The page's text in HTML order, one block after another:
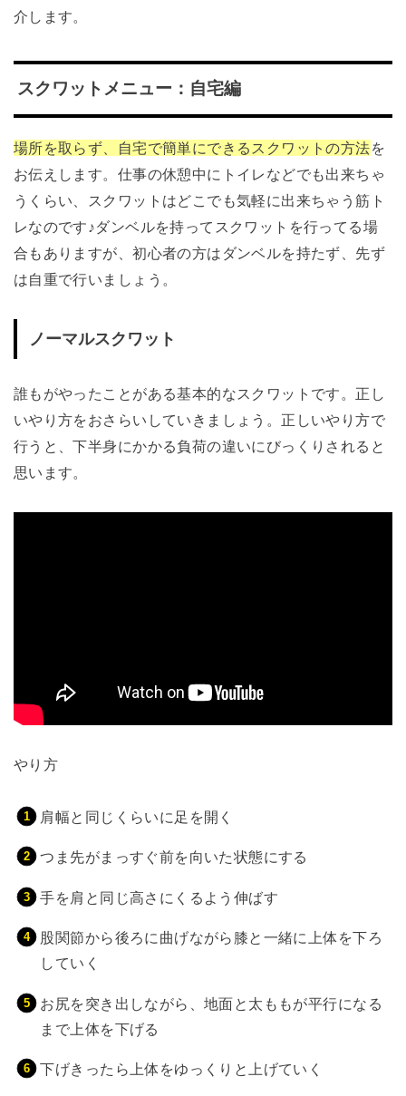
介します。
スクワットメニュー：自宅編
場所を取らず、自宅で簡単にできるスクワットの方法を
お伝えします。仕事の休憩中にトイレなどでも出来ちゃ
うくらい、スクワットはどこでも気軽に出来ちゃう筋ト
レなのです♪ダンベルを持ってスクワットを行ってる場
合もありますが、初心者の方はダンベルを持たず、先ず
は自重で行いましょう。
ノーマルスクワット
誰もがやったことがある基本的なスクワットです。正し
いやり方をおさらいしていきましょう。正しいやり方で
行うと、下半身にかかる負荷の違いにびっくりされると
思います。
やり方
肩幅と同じくらいに足を開く
つま先がまっすぐ前を向いた状態にする
手を肩と同じ高さにくるよう伸ばす
股関節から後ろに曲げながら膝と一緒に上体を下ろ
していく
お尻を突き出しながら、地面と太ももが平行になる
まで上体を下げる
下げきったら上体をゆっくりと上げていく